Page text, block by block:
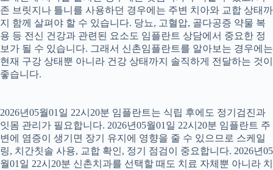
존 브릿지나 틀니를 사용하던 경우에는 주변 치아와 교합 상태까
지 함께 살펴야 할 수 있습니다. 당뇨, 고혈압, 골다공증 약물 복
용 등 전신 건강과 관련된 요소도 임플란트 상담에서 중요한 정
보가 될 수 있습니다. 그래서 신촌임플란트를 알아보는 경우에는
현재 구강 상태뿐 아니라 건강 상태까지 솔직하게 전달하는 것이
좋습니다.
2026년05월01일 22시20분 임플란트는 식립 후에도 정기검진과
잇몸 관리가 필요합니다. 2026년05월01일 22시20분 임플란트 주
변에 염증이 생기면 장기 유지에 영향을 줄 수 있으므로 스케일
링, 치간칫솔 사용, 교합 확인, 정기 점검이 중요합니다. 2026년05
월01일 22시20분 신촌치과를 선택할 때도 치료 자체뿐 아니라 치